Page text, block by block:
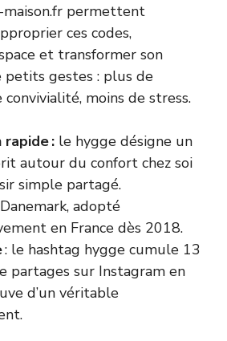
permettent
ces codes,
et transformer son
gestes : plus de
moins de stress.
: le hygge désigne un
autour du confort chez soi
simple partagé.
adopté
en France dès 2018.
: le hashtag hygge cumule 13
partages sur Instagram en
d’un véritable